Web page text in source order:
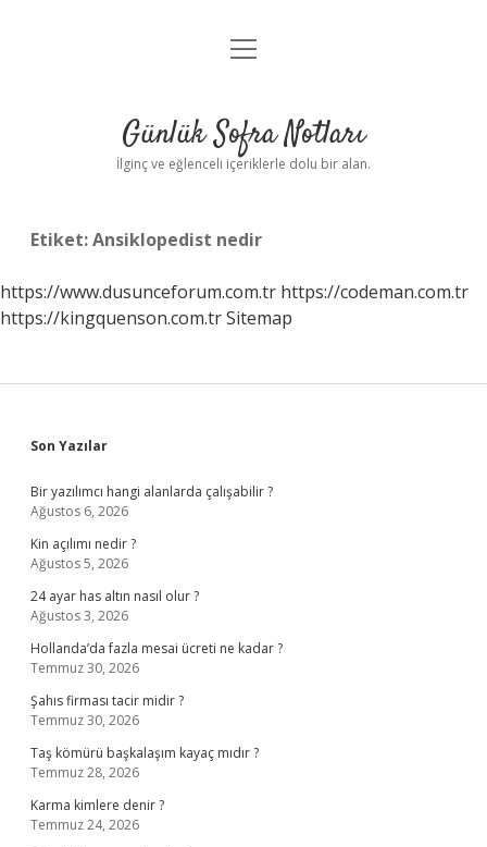
Anasayfa
Yasal Uyarı
menüyü
Günlük Sofra Notları
İlginç ve eğlenceli içeriklerle dolu bir alan.
Etiket:Ansiklopedist nedir
https://www.dusunceforum.com.tr https://codeman.com.tr
https://kingquenson.com.trSitemap
Sidebar
Son Yazılar
Bir yazılımcı hangi alanlarda çalışabilir ?
Ağustos 6, 2026
Kin açılımı nedir ?
Ağustos 5, 2026
24 ayar has altın nasıl olur ?
Ağustos 3, 2026
Hollanda’da fazla mesai ücreti ne kadar ?
Temmuz 30, 2026
Şahıs firması tacir midir ?
Temmuz 30, 2026
Taş kömürü başkalaşım kayaç mıdır ?
Temmuz 28, 2026
Karma kimlere denir ?
Temmuz 24, 2026